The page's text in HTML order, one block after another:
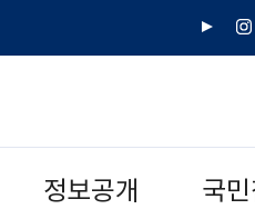
유
인
정보공개 국